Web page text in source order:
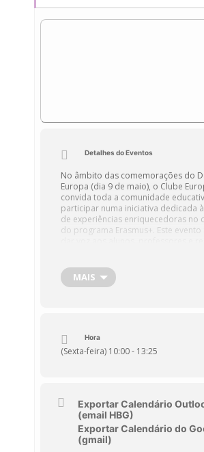
Detalhes do Eventos
No âmbito das comemorações do
Europa (dia 9 de maio), o Clube
convida toda a comunidade
participar numa iniciativa dedicada
de experiências enriquecedoras no
do programa Erasmus+. Este
um momento de reflexão e
diversidade cultural, da cidadania
Junta-te a nós e vem celebrar a
partilha e o futuro!
MAIS
Hora
(Sexta-feira) 10:00 - 13:25
Exportar Calendário
(email HBG)
Exportar Calendário do
(gmail)